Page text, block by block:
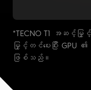
*TECNO T1 အဆင့်မ
မြှင့်တင်ပေးပြီး GPU
ဖြစ်သည်။